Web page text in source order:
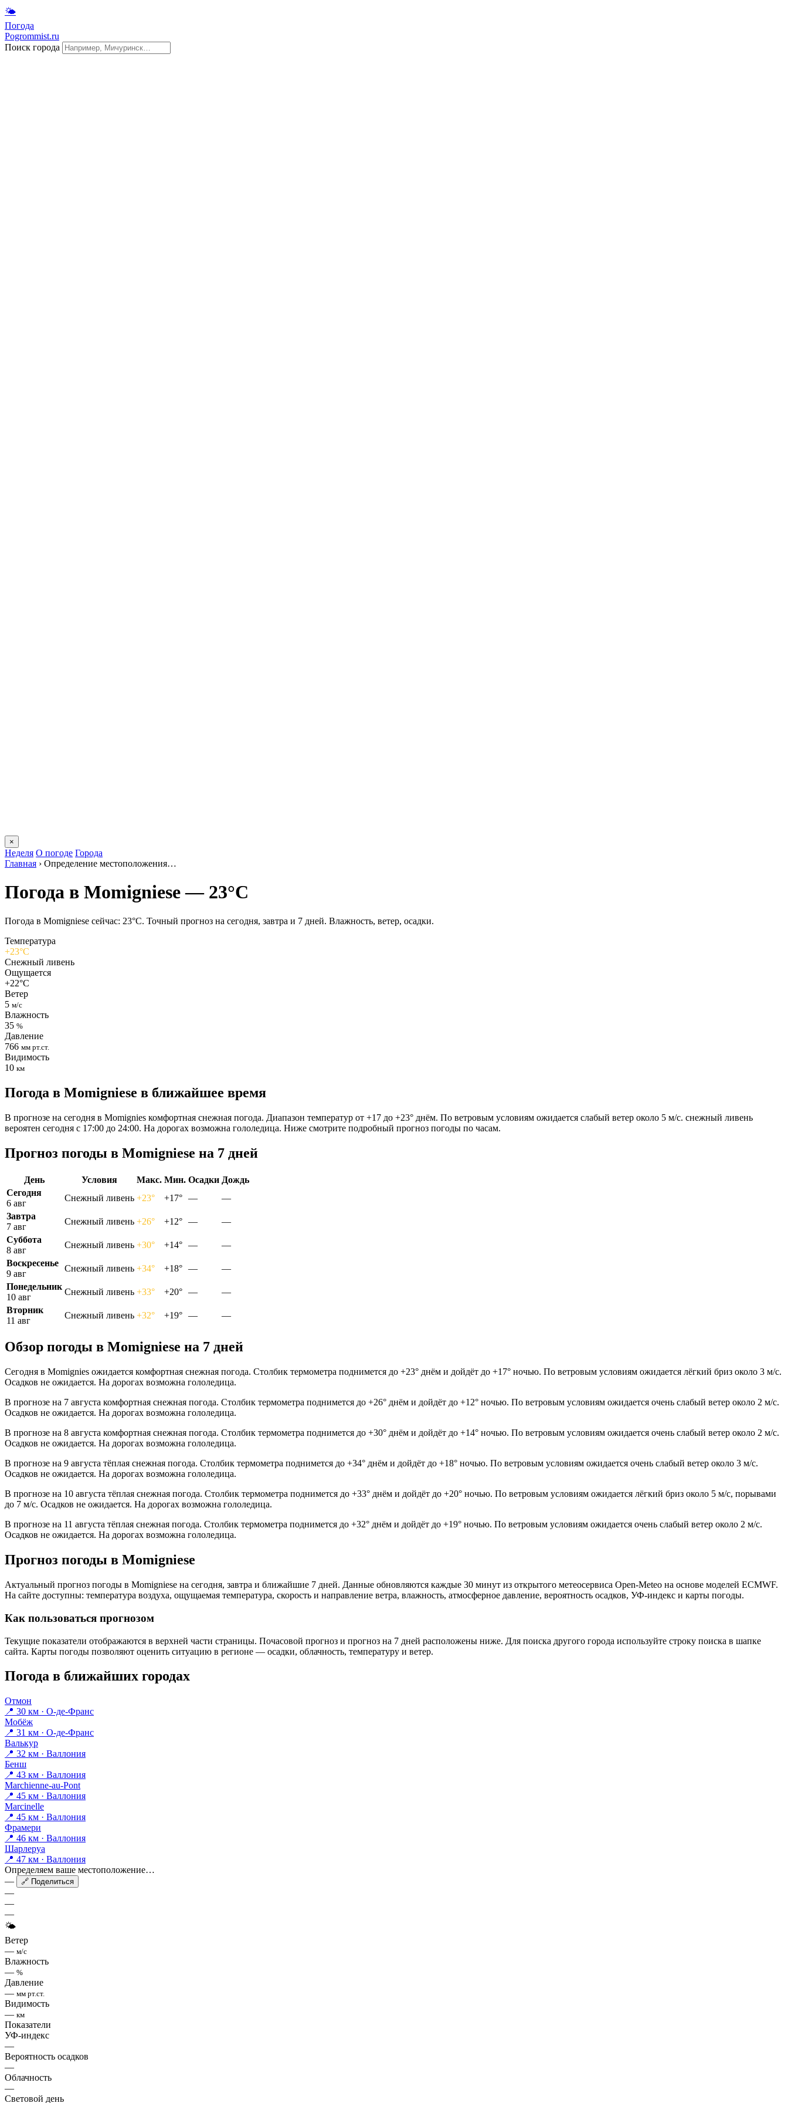
🌤
Погода
Pogrommist.ru
Поиск города
×
Неделя О погоде Города
Главная › Определение местоположения…
Погода в Momigniesе — 23°C
Погода в Momigniesе сейчас: 23°C. Точный прогноз на сегодня, завтра и 7 дней. Влажность, ветер, осадки.
Температура
+23°C
Снежный ливень
Ощущается
+22°C
Ветер
5 м/с
Влажность
35 %
Давление
766 мм рт.ст.
Видимость
10 км
Погода в Momigniesе в ближайшее время
В прогнозе на сегодня в Momignies комфортная снежная погода. Диапазон температур от +17 до +23° днём. По ветровым условиям ожидается слабый ветер около 5 м/с. снежный ливень
вероятен сегодня с 17:00 до 24:00. На дорогах возможна гололедица. Ниже смотрите подробный прогноз погоды по часам.
Прогноз погоды в Momigniesе на 7 дней
День Условия Макс. Мин. Осадки Дождь
Сегодня
6 авг
Снежный ливень +23° +17° —
—
Завтра
7 авг
Снежный ливень +26° +12° —
—
Суббота
8 авг
Снежный ливень +30° +14° —
—
Воскресенье
9 авг
Снежный ливень +34° +18° —
—
Понедельник
10 авг
Снежный ливень +33° +20° —
—
Вторник
11 авг
Снежный ливень +32° +19° — —
Обзор погоды в Momigniesе на 7 дней
Сегодня в Momignies ожидается комфортная снежная погода. Столбик термометра поднимется до +23° днём и дойдёт до +17° ночью. По ветровым условиям ожидается лёгкий бриз около 3 м/с.
Осадков не ожидается. На дорогах возможна гололедица.
В прогнозе на 7 августа комфортная снежная погода. Столбик термометра поднимется до +26° днём и дойдёт до +12° ночью. По ветровым условиям ожидается очень слабый ветер около 2 м/с.
Осадков не ожидается. На дорогах возможна гололедица.
В прогнозе на 8 августа комфортная снежная погода. Столбик термометра поднимется до +30° днём и дойдёт до +14° ночью. По ветровым условиям ожидается очень слабый ветер около 2 м/с.
Осадков не ожидается. На дорогах возможна гололедица.
В прогнозе на 9 августа тёплая снежная погода. Столбик термометра поднимется до +34° днём и дойдёт до +18° ночью. По ветровым условиям ожидается очень слабый ветер около 3 м/с.
Осадков не ожидается. На дорогах возможна гололедица.
В прогнозе на 10 августа тёплая снежная погода. Столбик термометра поднимется до +33° днём и дойдёт до +20° ночью. По ветровым условиям ожидается лёгкий бриз около 5 м/с, порывами
до 7 м/с. Осадков не ожидается. На дорогах возможна гололедица.
В прогнозе на 11 августа тёплая снежная погода. Столбик термометра поднимется до +32° днём и дойдёт до +19° ночью. По ветровым условиям ожидается очень слабый ветер около 2 м/с.
Осадков не ожидается. На дорогах возможна гололедица.
Прогноз погоды в Momigniesе
Актуальный прогноз погоды в Momigniesе на сегодня, завтра и ближайшие 7 дней. Данные обновляются каждые 30 минут из открытого метеосервиса Open-Meteo на основе моделей ECMWF.
На сайте доступны: температура воздуха, ощущаемая температура, скорость и направление ветра, влажность, атмосферное давление, вероятность осадков, УФ-индекс и карты погоды.
Как пользоваться прогнозом
Текущие показатели отображаются в верхней части страницы. Почасовой прогноз и прогноз на 7 дней расположены ниже. Для поиска другого города используйте строку поиска в шапке
сайта. Карты погоды позволяют оценить ситуацию в регионе — осадки, облачность, температуру и ветер.
Погода в ближайших городах
Отмон
📍 30 км · О-де-Франс
Мобёж
📍 31 км · О-де-Франс
Валькур
📍 32 км · Валлония
Бенш
📍 43 км · Валлония
Marchienne-au-Pont
📍 45 км · Валлония
Marcinelle
📍 45 км · Валлония
Фрамери
📍 46 км · Валлония
Шарлеруа
📍 47 км · Валлония
Определяем ваше местоположение…
—
🔗 Поделиться
—
—
—
🌤
Ветер
— м/с
Влажность
— %
Давление
— мм рт.ст.
Видимость
— км
Показатели
УФ-индекс
—
Вероятность осадков
—
Облачность
—
Световой день